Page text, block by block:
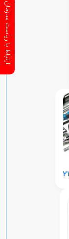
ارتباط با ریاست سازمان